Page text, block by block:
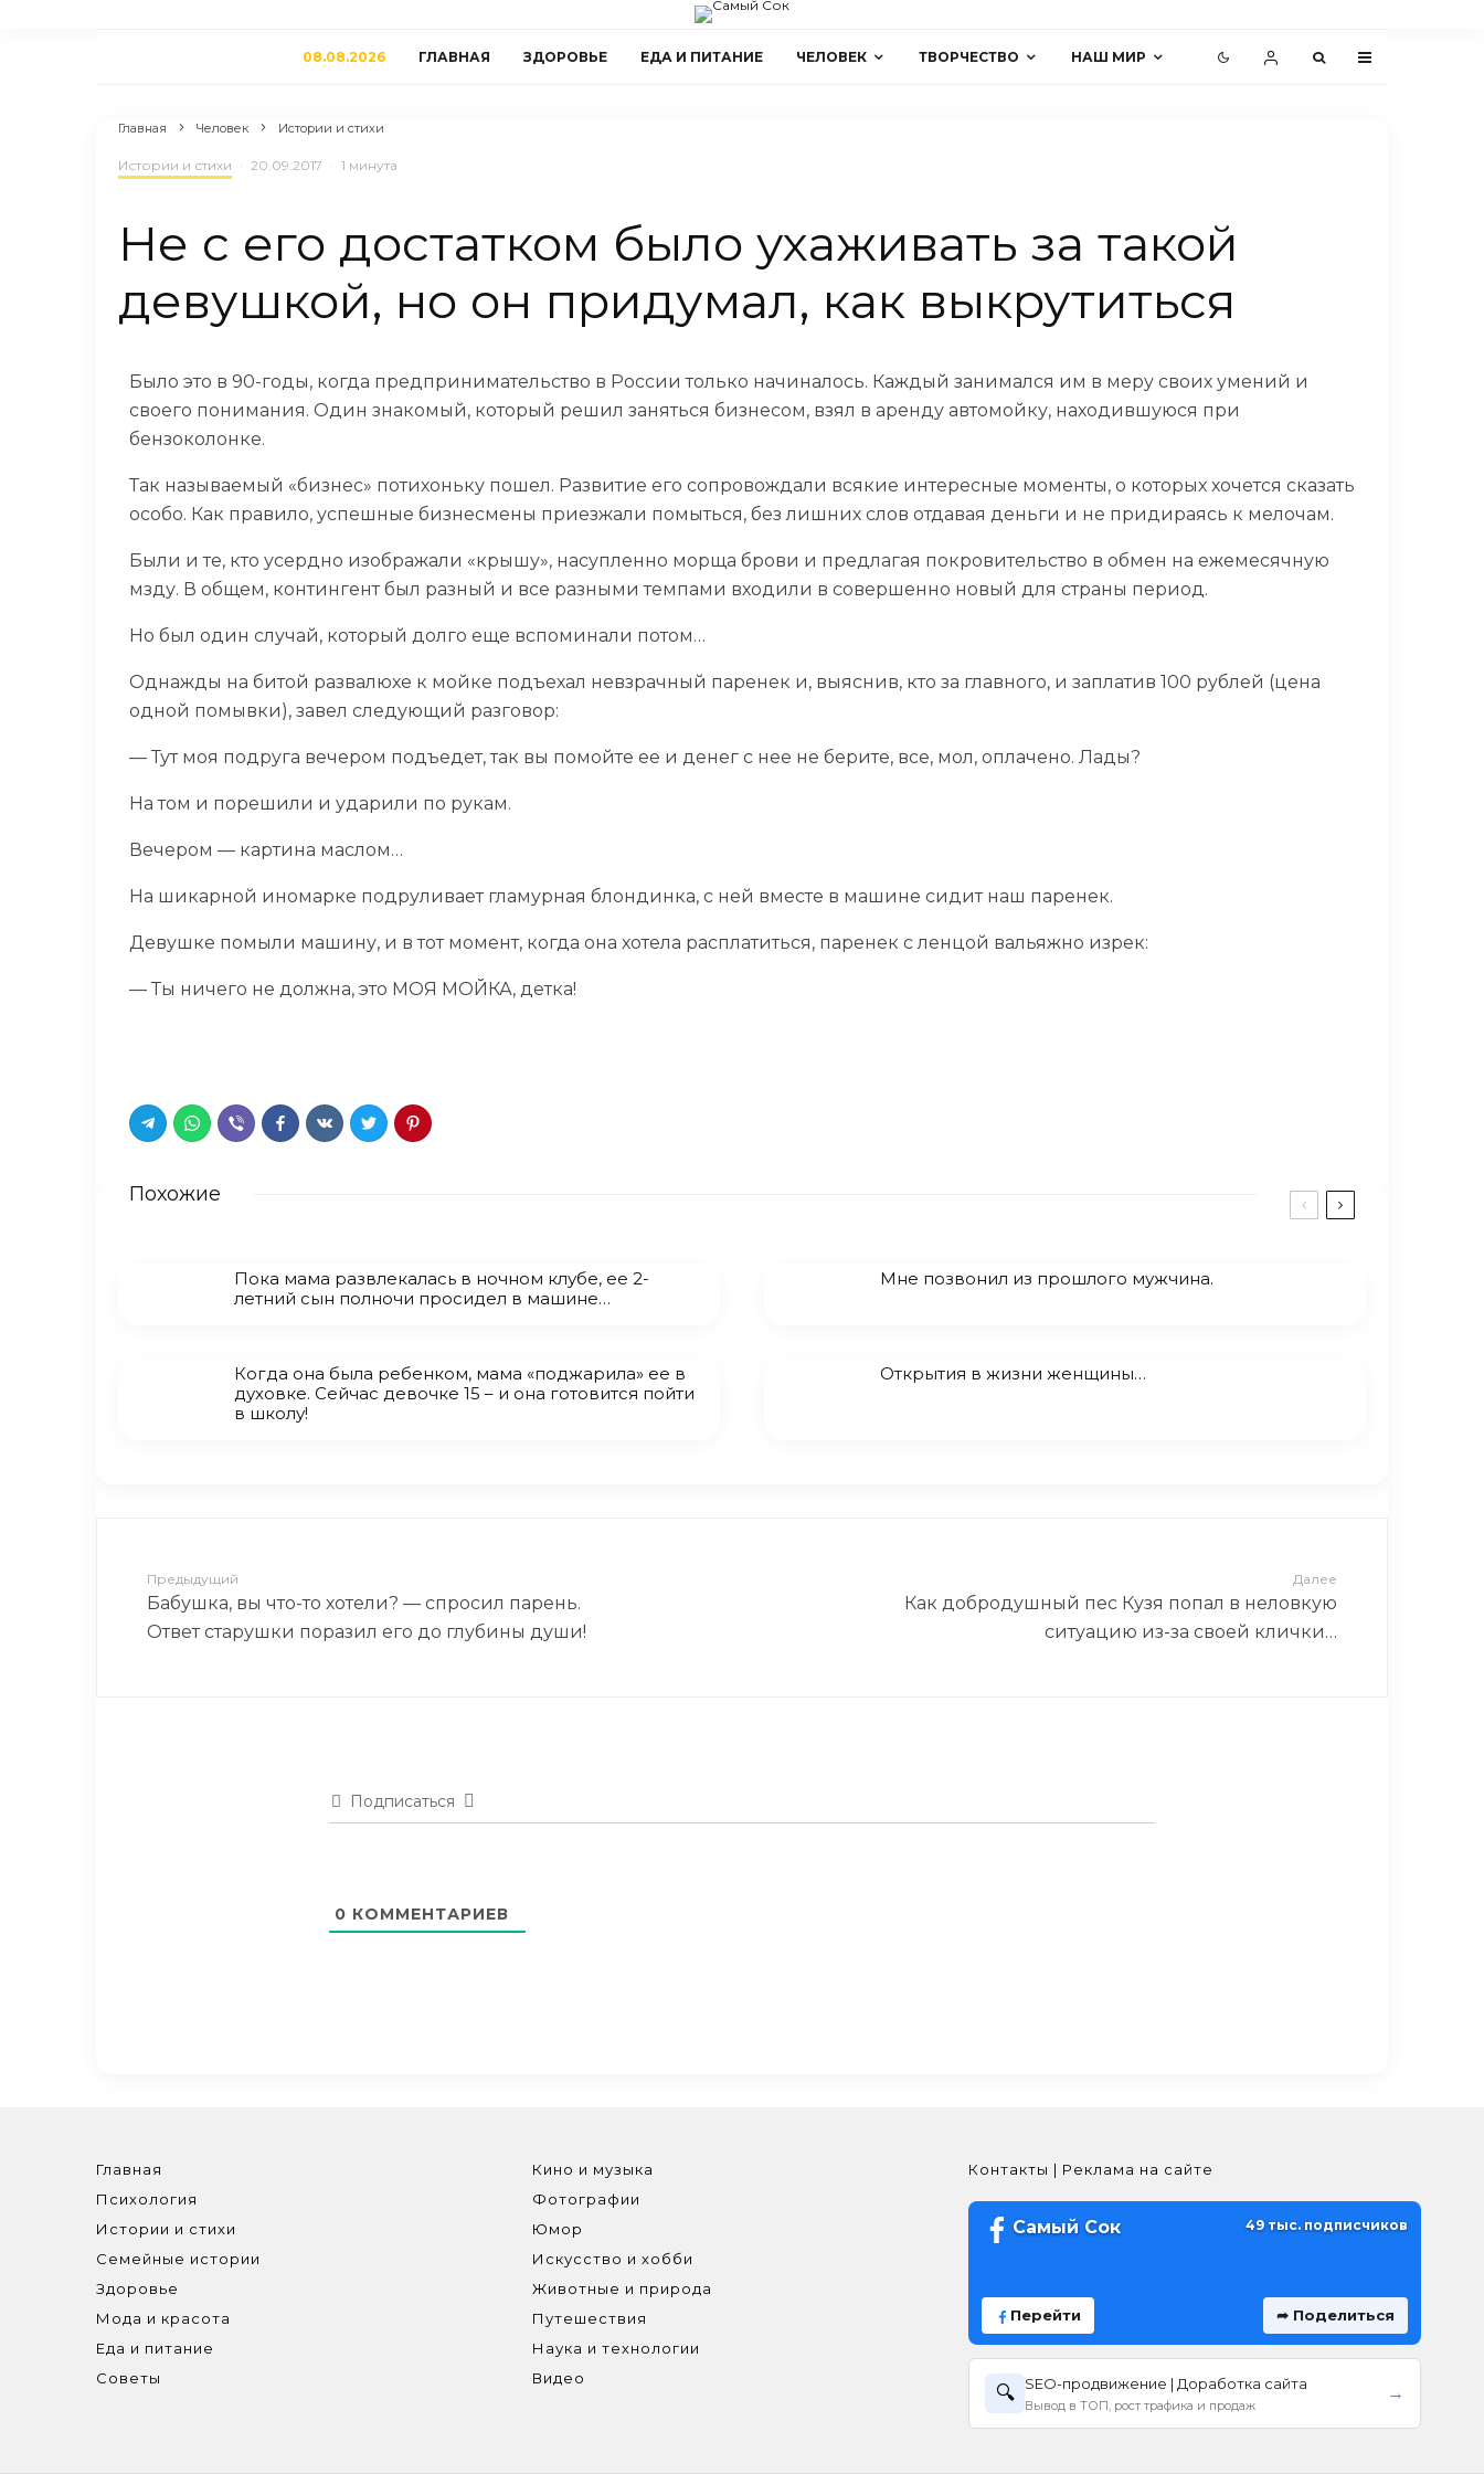
08.08.2026 ГЛАВНАЯ ЗДОРОВЬЕ ЕДА И ПИТАНИЕ ЧЕЛОВЕК ТВОРЧЕСТВО НАШ МИР
Главная Человек Истории и стихи
Истории и стихи · 20.09.2017 · 1 минута
Не с его достатком было ухаживать за такой
девушкой, но он придумал, как выкрутиться
Было это в 90-годы, когда предпринимательство в России только начиналось. Каждый занимался им в меру своих умений и
своего понимания. Один знакомый, который решил заняться бизнесом, взял в аренду автомойку, находившуюся при
бензоколонке.
Так называемый «бизнес» потихоньку пошел. Развитие его сопровождали всякие интересные моменты, о которых хочется сказать
особо. Как правило, успешные бизнесмены приезжали помыться, без лишних слов отдавая деньги и не придираясь к мелочам.
Были и те, кто усердно изображали «крышу», насупленно морща брови и предлагая покровительство в обмен на ежемесячную
мзду. В общем, контингент был разный и все разными темпами входили в совершенно новый для страны период.
Но был один случай, который долго еще вспоминали потом…
Однажды на битой развалюхе к мойке подъехал невзрачный паренек и, выяснив, кто за главного, и заплатив 100 рублей (цена
одной помывки), завел следующий разговор:
— Тут моя подруга вечером подъедет, так вы помойте ее и денег с нее не берите, все, мол, оплачено. Лады?
На том и порешили и ударили по рукам.
Вечером — картина маслом…
На шикарной иномарке подруливает гламурная блондинка, с ней вместе в машине сидит наш паренек.
Девушке помыли машину, и в тот момент, когда она хотела расплатиться, паренек с ленцой вальяжно изрек:
— Ты ничего не должна, это МОЯ МОЙКА, детка!
Похожие
Пока мама развлекалась в ночном клубе, ее 2-
летний сын полночи просидел в машине…
Мне позвонил из прошлого мужчина.
Когда она была ребенком, мама «поджарила» ее в
духовке. Сейчас девочке 15 – и она готовится пойти
в школу!
Открытия в жизни женщины…
Предыдущий
Бабушка, вы что-то хотели? — cпросил парень.
Ответ старушки поразил его до глубины души!
Далее
Как добродушный пес Кузя попал в неловкую
ситуацию из-за своей клички…
Подписаться
0 КОММЕНТАРИЕВ
Главная
Психология
Истории и стихи
Семейные истории
Здоровье
Мода и красота
Еда и питание
Советы
Кино и музыка
Фотографии
Юмор
Искусство и хобби
Животные и природа
Путешествия
Наука и технологии
Видео
Контакты | Реклама на сайте
Самый Сок 49 тыс. подписчиков
Перейти ➦ Поделиться
🔍 SEO-продвижение | Доработка сайта
Вывод в ТОП, рост трафика и продаж
→